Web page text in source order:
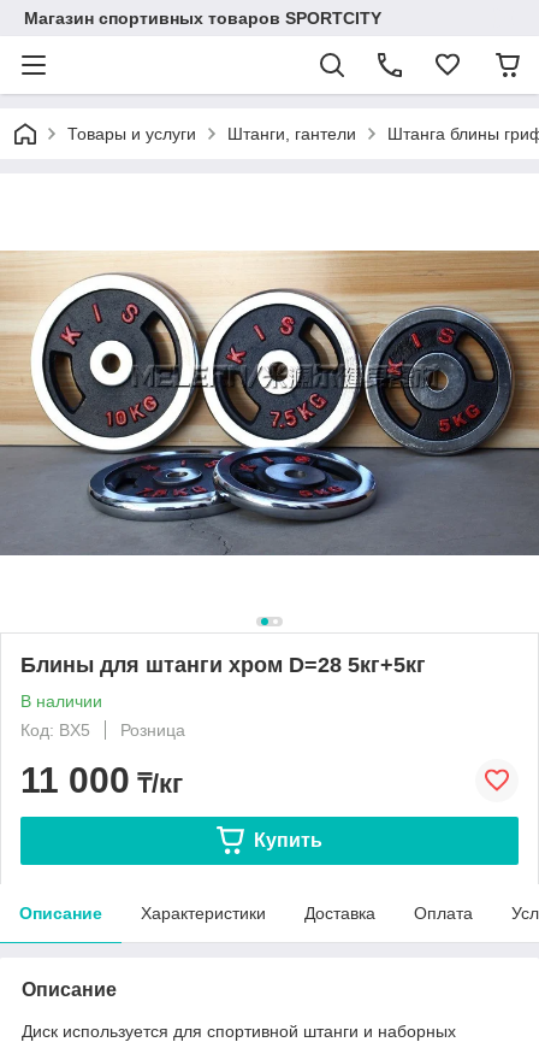
Магазин спортивных товаров SPORTCITY
Товары и услуги Штанги, гантели Штанга блины
Блины для штанги хром D=28 5кг+5кг
В наличии
Код: BX5
Розница
11 000 ₸/кг
Купить
Описание Характеристики Доставка Оплата
Описание
Диск используется для спортивной штанги и наборных